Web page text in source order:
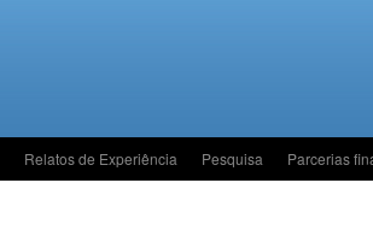
Relatos de Experiência Pesquisa Parcerias